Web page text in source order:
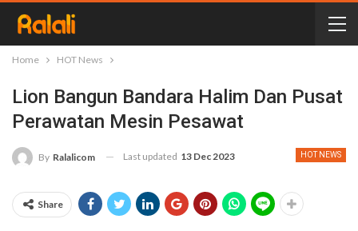
Home HOT News
Lion Bangun Bandara Halim Dan Pusat
Perawatan Mesin Pesawat
HOT NEWS
By Ralalicom Last updated 13 Dec 2023
Share